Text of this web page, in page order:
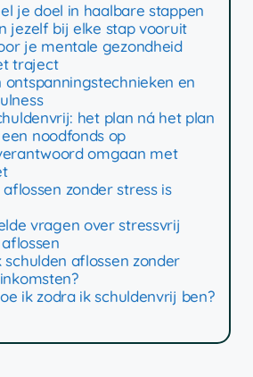
je doel in haalbare stappen
jezelf bij elke stap vooruit
je mentale gezondheid
traject
ontspanningstechnieken en
het plan ná het plan
noodfonds op
omgaan met
zonder stress is
vragen over stressvrij
schulden aflossen zonder
ik zodra ik schuldenvrij ben?